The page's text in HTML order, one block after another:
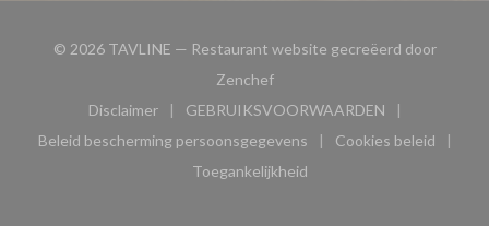
© 2026 TAVLINE — Restaurant website gecreëerd door
Zenchef((opent in een nieuw venster))
Disclaimer
((opent in een nieuw venster))
GEBRUIKSVOORWAARDEN
((opent in een nieuw
Beleid bescherming persoonsgegevens
((opent in een nieuw venster))
Cookies beleid
((opent in
Toegankelijkheid
((opent in een nieuw venster))